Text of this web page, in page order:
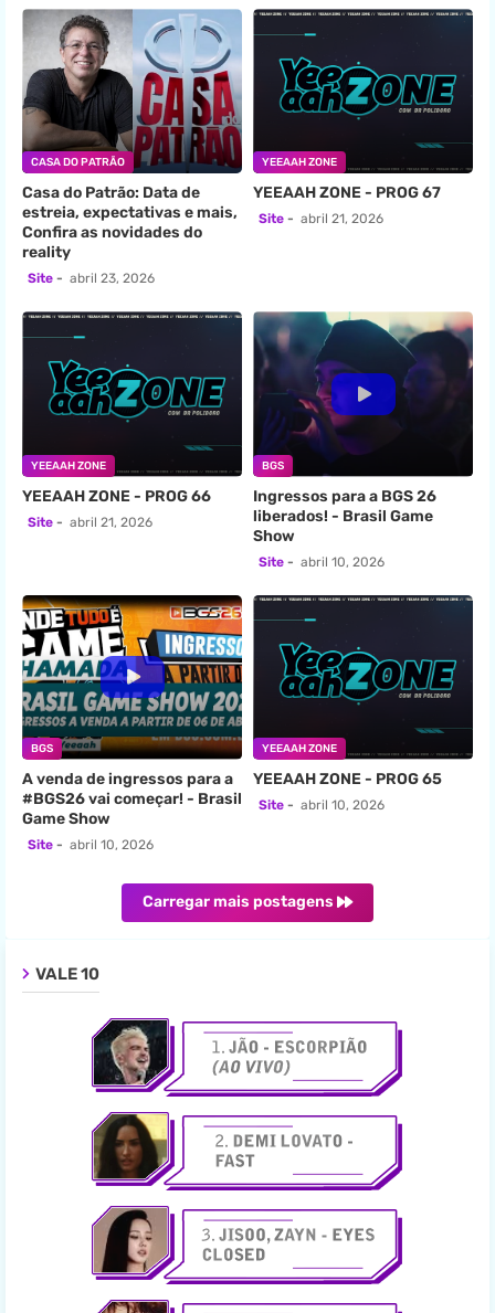
CASA DO PATRÃO
Casa do Patrão: Data de
estreia, expectativas e mais,
Confira as novidades do
reality
Site abril 23, 2026
YEEAAH ZONE
YEEAAH ZONE - PROG 67
Site abril 21, 2026
YEEAAH ZONE
YEEAAH ZONE - PROG 66
Site abril 21, 2026
BGS
Ingressos para a BGS 26
liberados! - Brasil Game
Show
Site abril 10, 2026
BGS
A venda de ingressos para a
#BGS26 vai começar! - Brasil
Game Show
Site abril 10, 2026
YEEAAH ZONE
YEEAAH ZONE - PROG 65
Site abril 10, 2026
Carregar mais postagens
VALE 10